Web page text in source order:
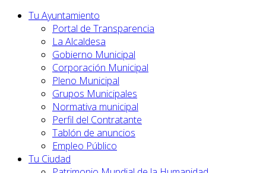
Tu Ayuntamiento
Portal de Transparencia
La Alcaldesa
Gobierno Municipal
Corporación Municipal
Pleno Municipal
Grupos Municipales
Normativa municipal
Perfil del Contratante
Tablón de anuncios
Empleo Público
Tu Ciudad